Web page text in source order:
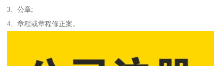
3、公章;
4、章程或章程修正案。